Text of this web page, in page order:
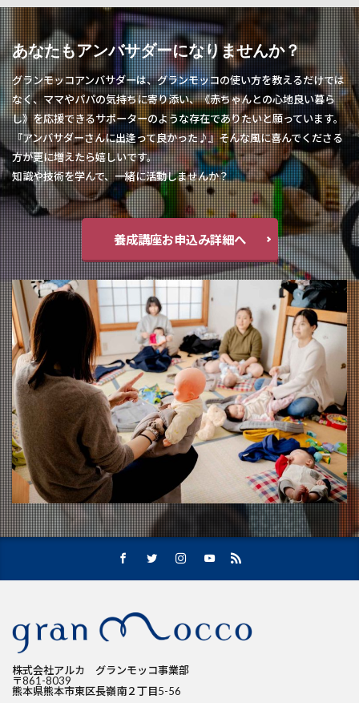
あなたもアンバサダーになりませんか？
グランモッコアンバサダーは、グランモッコの使い方を教えるだけでは
なく、ママやパパの気持ちに寄り添い、《赤ちゃんとの心地良い暮ら
し》を応援できるサポーターのような存在でありたいと願っています。
『アンバサダーさんに出逢って良かった♪』そんな風に喜んでくださる
方が更に増えたら嬉しいです。
知識や技術を学んで、一緒に活動しませんか？
養成講座お申込み詳細へ
株式会社アルカ グランモッコ事業部
〒861-8039
熊本県熊本市東区長嶺南２丁目5-56